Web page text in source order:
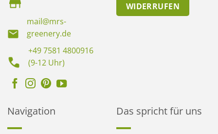
mail@mrs-
greenery.de
+49 7581 4800916
(9-12 Uhr)
WIDERRUFEN
Navigation Das spricht für uns